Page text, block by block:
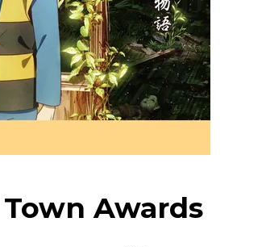
Awards